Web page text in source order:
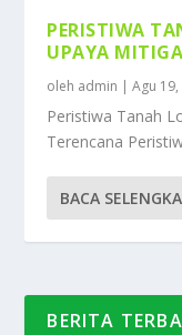
PERISTIWA
UPAYA
oleh admin |Agu
Peristiwa Tanah
Terencana
BACA
BERITA